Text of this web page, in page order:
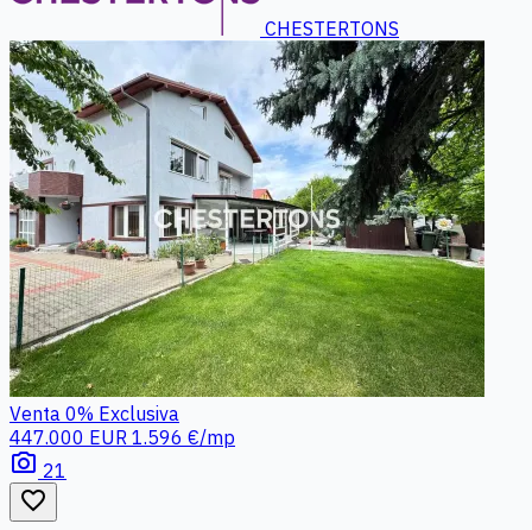
CHESTERTONS
Venta 0% Exclusiva
447.000 EUR 1.596 €/mp
photo_camera 21
favorite_border